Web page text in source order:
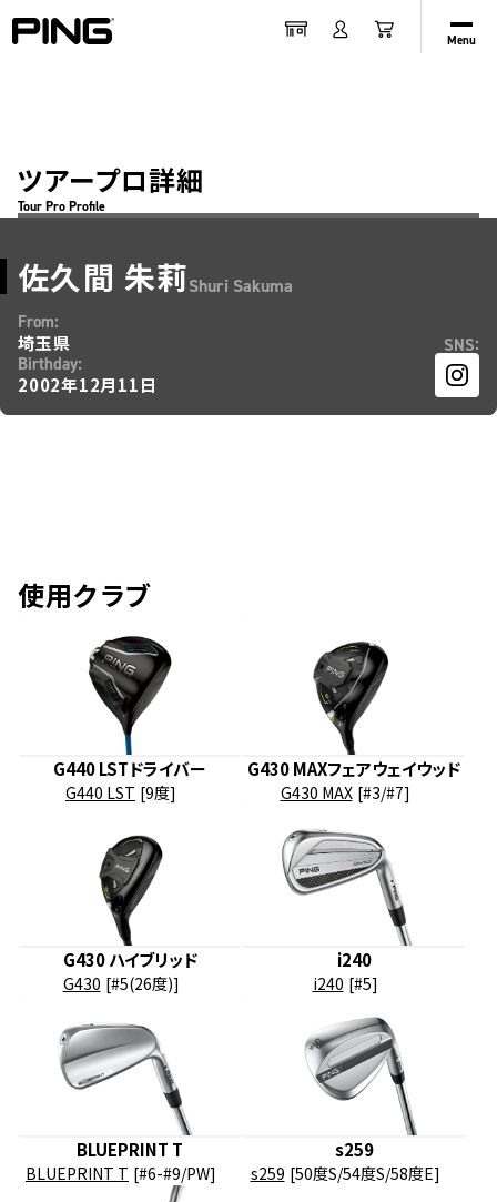
Menu
ツアープロ詳細
Tour Pro Profile
佐久間 朱莉Shuri Sakuma
From:
埼玉県
Birthday:
2002年12月11日
SNS:
使用クラブ
G440 LSTドライバー
G440 LST [9度]
G430 MAXフェアウェイウッド
G430 MAX [#3/#7]
G430 ハイブリッド
G430 [#5(26度)]
i240
i240 [#5]
BLUEPRINT T
BLUEPRINT T [#6-#9/PW]
s259
s259 [50度S/54度S/58度E]